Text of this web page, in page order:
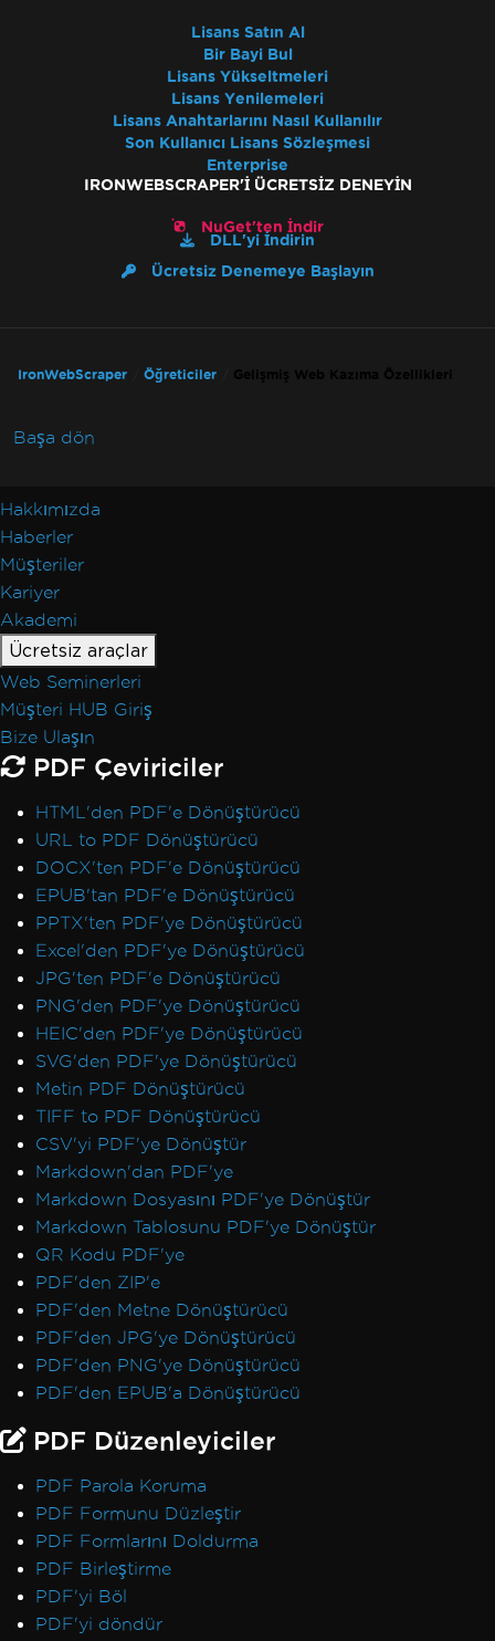
Lisans Satın Al
Bir Bayi Bul
Lisans Yükseltmeleri
Lisans Yenilemeleri
Lisans Anahtarlarını Nasıl Kullanılır
Son Kullanıcı Lisans Sözleşmesi
Enterprise
IRONWEBSCRAPER'I ÜCRETSIZ DENEYIN
NuGet'ten İndir
DLL'yi İndirin
Ücretsiz Denemeye Başlayın
IronWebScraper Öğreticiler Gelişmiş Web Kazıma Özellikleri
Başa dön
Hakkımızda
Haberler
Müşteriler
Kariyer
Akademi
Ücretsiz araçlar
Web Seminerleri
Müşteri HUB Giriş
Bize Ulaşın
PDF Çeviriciler
HTML'den PDF'e Dönüştürücü
URL to PDF Dönüştürücü
DOCX'ten PDF'e Dönüştürücü
EPUB'tan PDF'e Dönüştürücü
PPTX'ten PDF'ye Dönüştürücü
Excel'den PDF'ye Dönüştürücü
JPG'ten PDF'e Dönüştürücü
PNG'den PDF'ye Dönüştürücü
HEIC'den PDF'ye Dönüştürücü
SVG'den PDF'ye Dönüştürücü
Metin PDF Dönüştürücü
TIFF to PDF Dönüştürücü
CSV'yi PDF'ye Dönüştür
Markdown'dan PDF'ye
Markdown Dosyasını PDF'ye Dönüştür
Markdown Tablosunu PDF'ye Dönüştür
QR Kodu PDF'ye
PDF'den ZIP'e
PDF'den Metne Dönüştürücü
PDF'den JPG'ye Dönüştürücü
PDF'den PNG'ye Dönüştürücü
PDF'den EPUB'a Dönüştürücü
PDF Düzenleyiciler
PDF Parola Koruma
PDF Formunu Düzleştir
PDF Formlarını Doldurma
PDF Birleştirme
PDF'yi Böl
PDF'yi döndür